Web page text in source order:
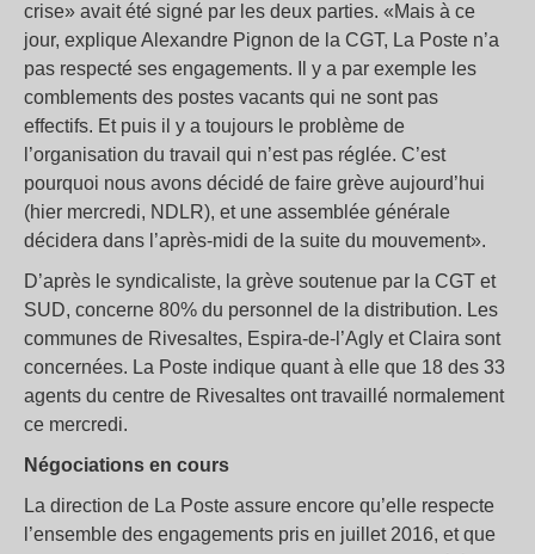
crise» avait été signé par les deux parties. «Mais à ce
jour, explique Alexandre Pignon de la CGT, La Poste n’a
pas respecté ses engagements. Il y a par exemple les
comblements des postes vacants qui ne sont pas
effectifs. Et puis il y a toujours le problème de
l’organisation du travail qui n’est pas réglée. C’est
pourquoi nous avons décidé de faire grève aujourd’hui
(hier mercredi, NDLR), et une assemblée générale
décidera dans l’après-midi de la suite du mouvement».
D’après le syndicaliste, la grève soutenue par la CGT et
SUD, concerne 80% du personnel de la distribution. Les
communes de Rivesaltes, Espira-de-l’Agly et Claira sont
concernées. La Poste indique quant à elle que 18 des 33
agents du centre de Rivesaltes ont travaillé normalement
ce mercredi.
Négociations en cours
La direction de La Poste assure encore qu’elle respecte
l’ensemble des engagements pris en juillet 2016, et que